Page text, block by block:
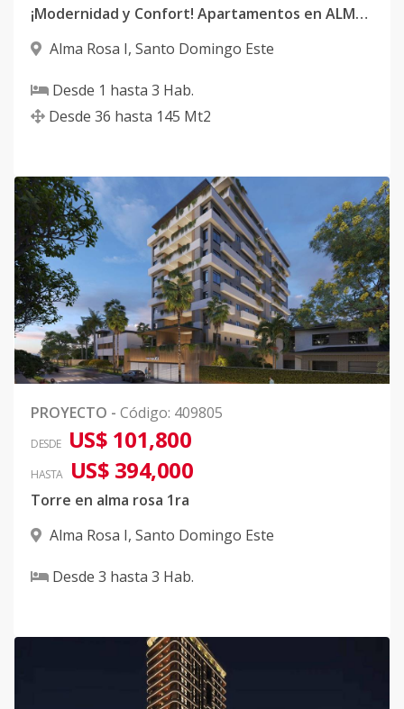
¡Modernidad y Confort! Apartamentos en ALMA ROSA 1
Alma Rosa I, Santo Domingo Este
Desde 1 hasta 3 Hab.
Desde 36 hasta 145 Mt2
PROYECTO - Código: 409805
DESDE US$ 101,800
HASTA US$ 394,000
Torre en alma rosa 1ra
Alma Rosa I, Santo Domingo Este
Desde 3 hasta 3 Hab.